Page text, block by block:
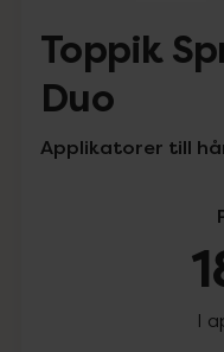
Toppik
Duo
Applikatorer till
I